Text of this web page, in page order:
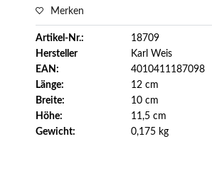
Merken
Artikel-Nr.:
18709
Hersteller
Karl Weis
EAN:
4010411187098
Länge:
12 cm
Breite:
10 cm
Höhe:
11,5 cm
Gewicht:
0,175 kg